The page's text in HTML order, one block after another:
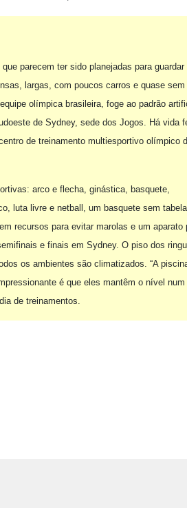
parecem ter sido planejadas para guardar
largas, com poucos carros e quase sem
olímpica brasileira, foge ao padrão
de Sydney, sede dos Jogos. Há vida
de treinamento multiesportivo olímpico
arco e flecha, ginástica, basquete,
luta livre e netball, um basquete sem tabela
recursos para evitar marolas e um aparato
e finais em Sydney. O piso dos
os ambientes são climatizados. “A
é que eles mantêm o nível num
de treinamentos.